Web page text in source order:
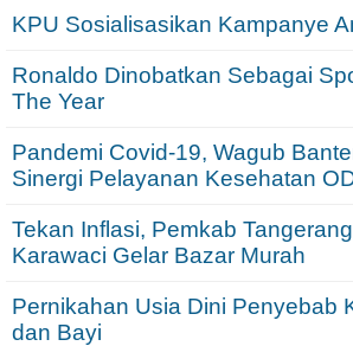
KPU Sosialisasikan Kampanye
Ronaldo Dinobatkan Sebagai
The Year
Pandemi Covid-19, Wagub
Sinergi Pelayanan Kesehatan
Tekan Inflasi, Pemkab
Karawaci Gelar Bazar Murah
Pernikahan Usia Dini Penyebab
dan Bayi